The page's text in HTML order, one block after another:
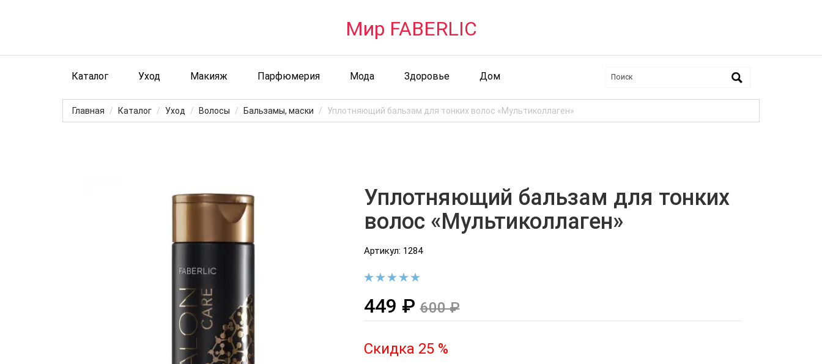
Мир FABERLIC
Каталог Уход Макияж Парфюмерия Мода Здоровье Дом
Главная Каталог Уход Волосы Бальзамы, маски Уплотняющий бальзам для тонких волос «Мультиколлаген»
Уплотняющий бальзам для тонких
волос «Мультиколлаген»
Артикул: 1284
449 ₽600 ₽
Скидка 25 %